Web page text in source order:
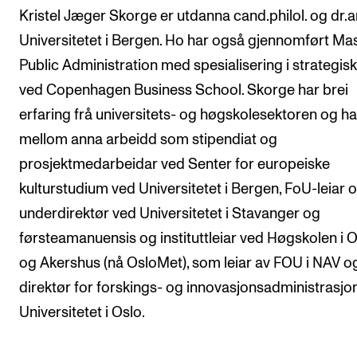
Kristel Jæger Skorge er utdanna cand.philol. og
Universitetet i Bergen. Ho har også gjennomført
Public Administration med spesialisering i
ved Copenhagen Business School. Skorge har brei
erfaring frå universitets- og høgskolesektoren og
mellom anna arbeidd som stipendiat og
prosjektmedarbeidar ved Senter for europeiske
kulturstudium ved Universitetet i Bergen, FoU-leiar
underdirektør ved Universitetet i Stavanger og
førsteamanuensis og instituttleiar ved Høgskolen i
og Akershus (nå OsloMet), som leiar av FOU i NAV
direktør for forskings- og
Universitetet i Oslo.